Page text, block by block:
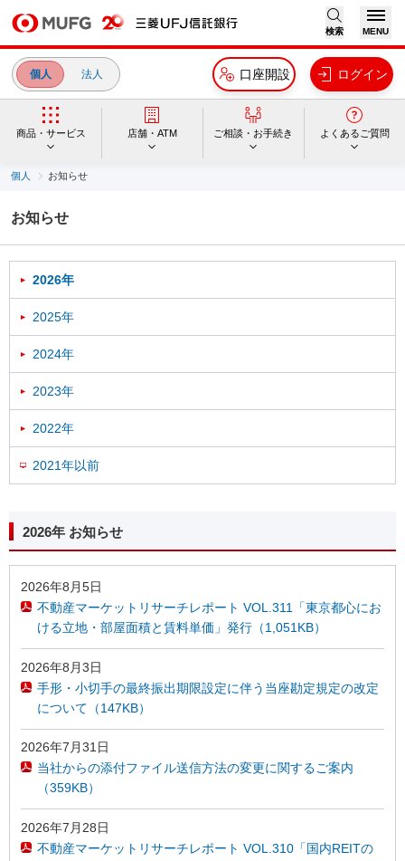
検索 MENU
個人 法人 口座開設 ログイン
商品・サービス 店舗・ATM ご相談・お手続き よくあるご質問
個人 お知らせ
お知らせ
2026年
2025年
2024年
2023年
2022年
2021年以前
2026年 お知らせ
2026年8月5日
不動産マーケットリサーチレポート VOL.311「東京都心にお
ける立地・部屋面積と賃料単価」発行（1,051KB）
2026年8月3日
手形・小切手の最終振出期限設定に伴う当座勘定規定の改定
について（147KB）
2026年7月31日
当社からの添付ファイル送信方法の変更に関するご案内
（359KB）
2026年7月28日
不動産マーケットリサーチレポート VOL.310「国内REITの